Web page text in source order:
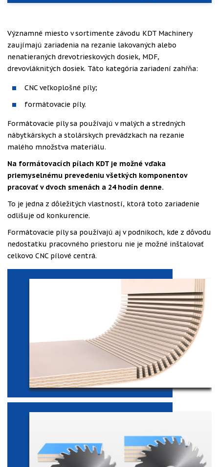
Významné miesto v sortimente závodu KDT Machinery
zaujímajú zariadenia na rezanie lakovaných alebo
nenatieraných drevotrieskových dosiek, MDF,
drevovláknitých dosiek. Táto kategória zariadení zahŕňa:
CNC veľkoplošné píly;
formátovacie píly.
Formátovacie píly sa používajú v malých a stredných
nábytkárskych a stolárskych prevádzkach na rezanie
malého množstva materiálu.
Na formátovacích pílach KDT je možné vďaka
priemyselnému prevedeniu všetkých komponentov
pracovať v dvoch smenách a 24 hodín denne.
To je jedna z dôležitých vlastností, ktorá toto zariadenie
odlišuje od konkurencie.
Formátovacie píly sa používajú aj v podnikoch, kde z dôvodu
nedostatku pracovného priestoru nie je možné inštalovať
celkovo CNC pílové centrá.